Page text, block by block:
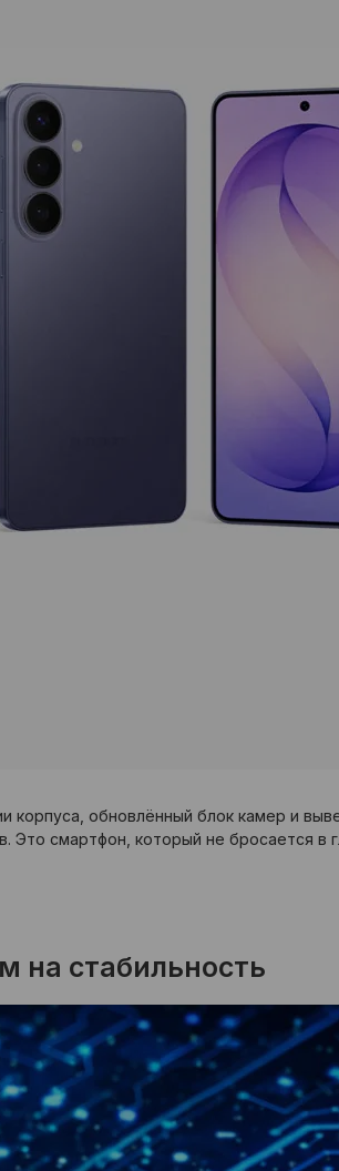
корпуса, обновлённый блок камер и
смартфон, который не бросается в
на стабильность